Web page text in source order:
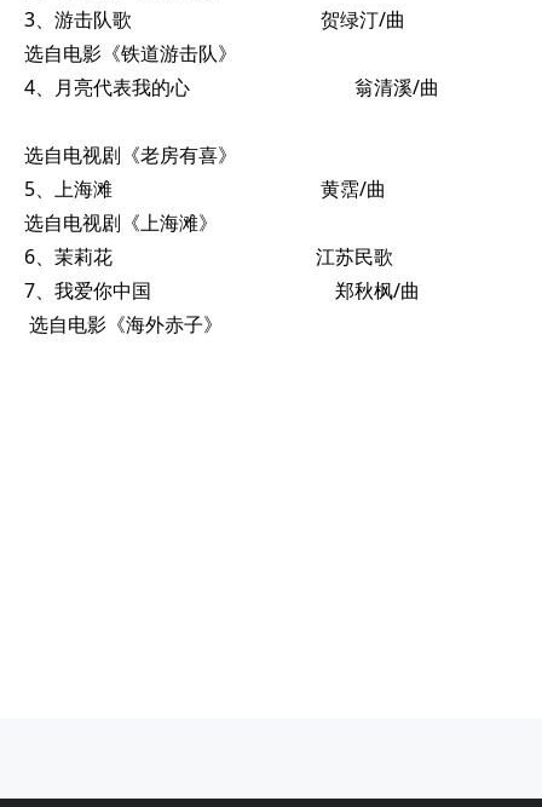
3、游击队歌 贺绿汀/曲
选自电影《铁道游击队》
4、月亮代表我的心 翁清溪/曲
选自电视剧《老房有喜》
5、上海滩 黄霑/曲
选自电视剧《上海滩》
6、茉莉花 江苏民歌
7、我爱你中国 郑秋枫/曲
选自电影《海外赤子》